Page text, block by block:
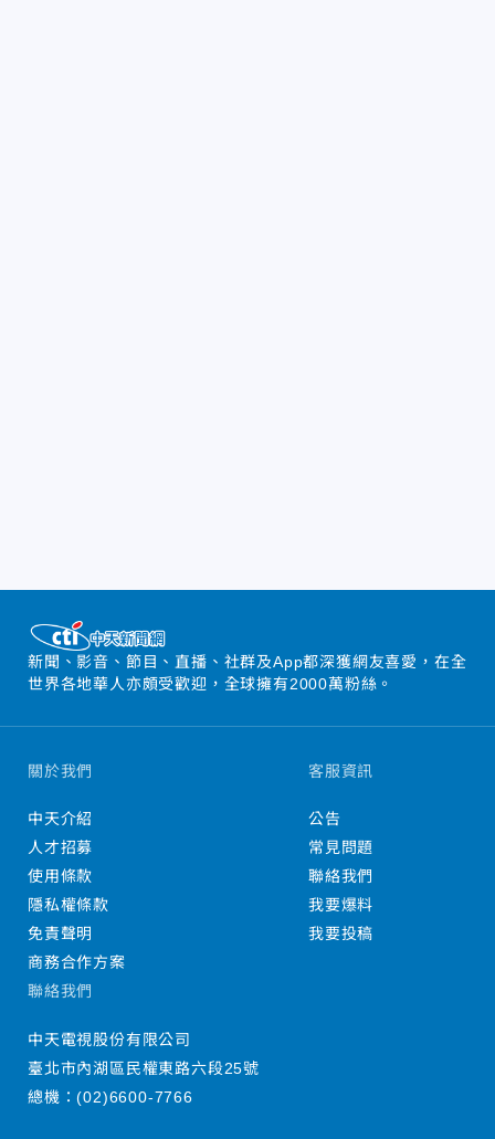
新聞、影音、節目、直播、社群及App都深獲網友喜愛，在全
世界各地華人亦頗受歡迎，全球擁有2000萬粉絲。
關於我們
中天介紹
人才招募
使用條款
隱私權條款
免責聲明
商務合作方案
客服資訊
公告
常見問題
聯絡我們
我要爆料
我要投稿
聯絡我們
中天電視股份有限公司
臺北市內湖區民權東路六段25號
總機：(02)6600-7766